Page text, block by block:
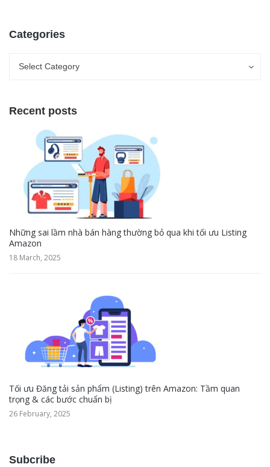
Categories
Select Category
Recent posts
Những sai lầm nhà bán hàng thường bỏ qua khi tối ưu Listing
Amazon
18 March, 2025
Tối ưu Đăng tải sản phẩm (Listing) trên Amazon: Tầm quan
trọng & các bước chuẩn bị
26 February, 2025
Subcribe